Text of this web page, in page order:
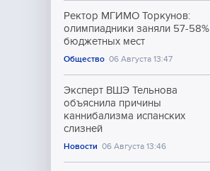
Ректор МГИМО Торкунов:
олимпиадники заняли 57-58%
бюджетных мест
Общество 06 Августа 13:47
Эксперт ВШЭ Тельнова
объяснила причины
каннибализма испанских
слизней
Новости 06 Августа 13:46